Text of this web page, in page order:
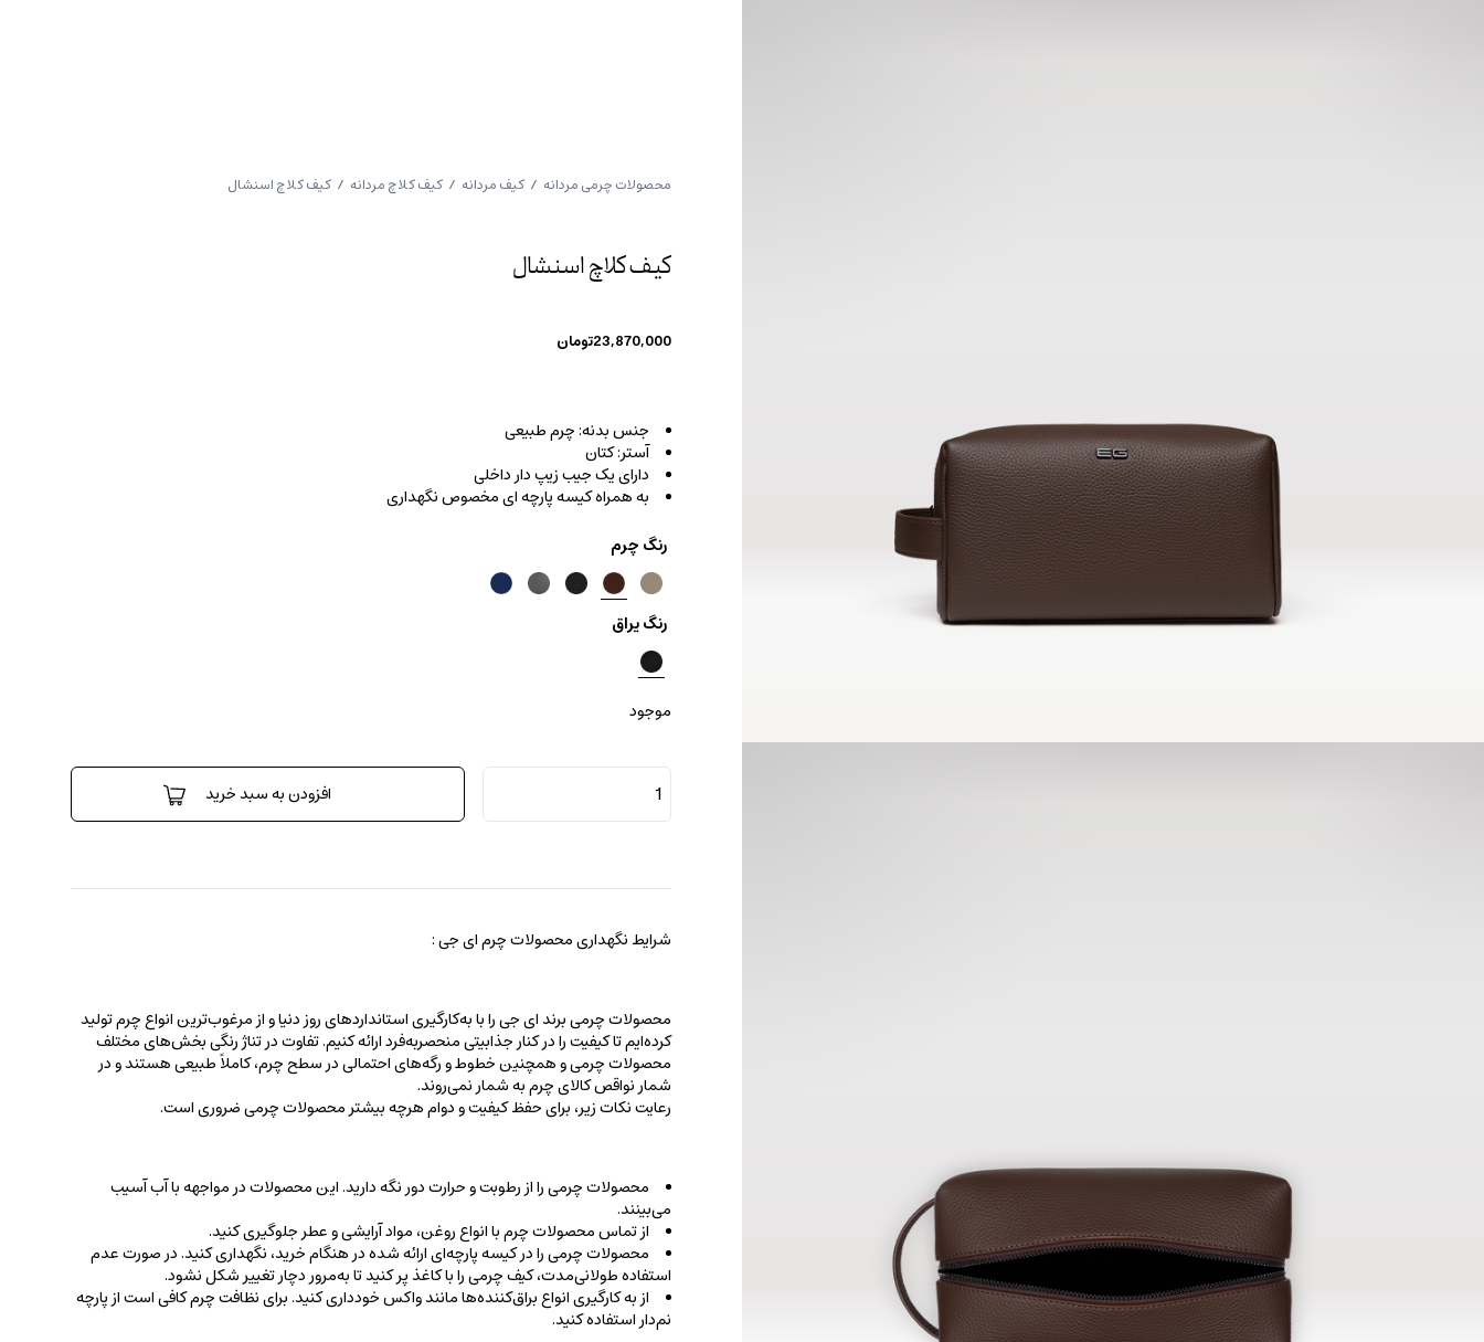
محصولات چرمی مردانه / کیف مردانه / کیف کلاچ مردانه / کیف کلاچ اسنشال
کیف کلاچ اسنشال
23,870,000تومان
جنس بدنه: چرم طبیعی
آستر: کتان
دارای یک جیب زیپ دار داخلی
به همراه کیسه پارچه ای مخصوص نگهداری
رنگ چرم
رنگ یراق
موجود
کیف
کلاچ
اسنشال
افزودن به سبد خرید
شرایط نگهداری محصولات چرم ای جی :
محصولات چرمی برند ای جی را با به‌کارگیری استانداردهای روز دنیا و از مرغوب‌ترین انواع چرم تولید
کرده‌ایم تا کیفیت را در کنار جذابیتی منحصربه‌فرد ارائه کنیم. تفاوت در تناژ رنگی بخش‌های مختلف
محصولات چرمی و همچنین خطوط و رگه‌‌های احتمالی در سطح چرم، کاملاً طبیعی هستند و در
شمار نواقص کالای چرم به شمار نمی‌روند.
رعایت نکات زیر، برای حفظ کیفیت و دوام هرچه بیشتر محصولات چرمی ضروری است.
محصولات چرمی را از رطوبت و حرارت دور نگه دارید. این محصولات در مواجهه با آب آسیب
می‌بینند.
از تماس محصولات چرم با انواع روغن‌، مواد آرایشی و عطر جلوگیری کنید.
محصولات چرمی را در کیسه‌ پارچه‌ای ارائه شده در هنگام خرید، ‌نگهداری کنید. در صورت عدم
استفاده طولانی‌مدت، کیف‌ چرمی را با کاغذ پر کنید تا به‌مرور دچار تغییر شکل نشود.
از به کارگیری انواع براق‌کننده‌ها مانند واکس خودداری کنید. برای نظافت چرم کافی است از پارچه‌
نم‌دار استفاده کنید.